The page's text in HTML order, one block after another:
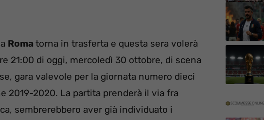
Roma torna in trasferta e questa sera volerà
21:00 di oggi, mercoledì 30 ottobre, di scena
gara valevole per la giornata numero dieci
2019-2020. La partita prenderà il via fra
sembrerebbero aver già individuato i